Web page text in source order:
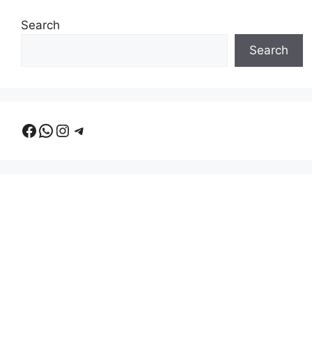
Search
Search
Facebook
WhatsApp
Instagram
Telegram